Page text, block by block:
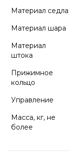
Материал седла
Материал шара
Материал
штока
Прижимное
кольцо
Управление
Масса, кг, не
более